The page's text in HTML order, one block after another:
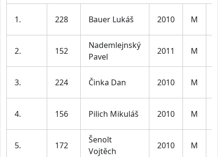
1. 228 Bauer Lukáš 2010 M
2. 152
Nademlejnský
Pavel
2011 M
3. 224 Činka Dan 2010 M
4. 156 Pilich Mikuláš 2010 M
5. 172
Šenolt
Vojtěch
2010 M